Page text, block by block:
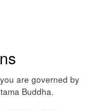
are governed by
Buddha.